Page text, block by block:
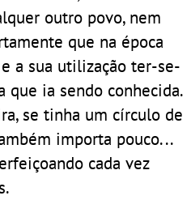
outro povo, nem
que na época
a sua utilização ter-se-
que ia sendo conhecida.
se tinha um círculo de
importa pouco...
cada vez